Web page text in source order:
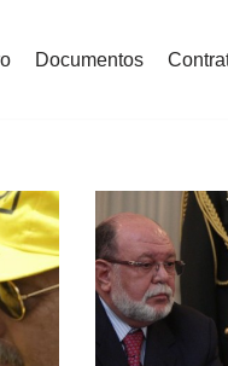
Documentos